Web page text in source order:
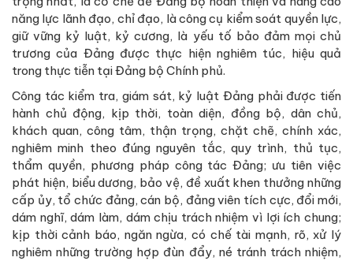
năng lực lãnh đạo, chỉ đạo, là công cụ kiểm soát quyền lực,
giữ vững kỷ luật, kỷ cương, là yếu tố bảo đảm mọi chủ
trương của Đảng được thực hiện nghiêm túc, hiệu quả
trong thực tiễn tại Đảng bộ Chính phủ.
Công tác kiểm tra, giám sát, kỷ luật Đảng phải được tiến
hành chủ động, kịp thời, toàn diện, đồng bộ, dân chủ,
khách quan, công tâm, thận trọng, chặt chẽ, chính xác,
nghiêm minh theo đúng nguyên tắc, quy trình, thủ tục,
thẩm quyền, phương pháp công tác Đảng; ưu tiên việc
phát hiện, biểu dương, bảo vệ, đề xuất khen thưởng những
cấp ủy, tổ chức đảng, cán bộ, đảng viên tích cực, đổi mới,
dám nghĩ, dám làm, dám chịu trách nhiệm vì lợi ích chung;
kịp thời cảnh báo, ngăn ngừa, có chế tài mạnh, rõ, xử lý
nghiêm những trường hợp đùn đẩy, né tránh trách nhiệm,